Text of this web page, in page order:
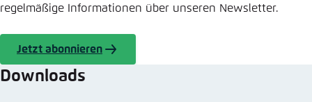
regelmäßige Informationen über unseren Newsletter.
Jetzt abonnieren
Downloads